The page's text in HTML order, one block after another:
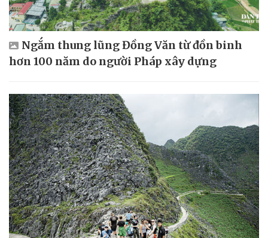
Ngắm thung lũng Đồng Văn từ đồn binh
hơn 100 năm do người Pháp xây dựng